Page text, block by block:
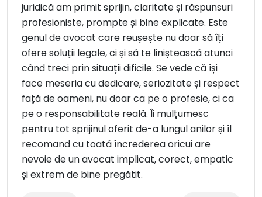
juridică am primit sprijin, claritate și răspunsuri
profesioniste, prompte și bine explicate. Este
genul de avocat care reușește nu doar să îți
ofere soluții legale, ci și să te liniștească atunci
când treci prin situații dificile. Se vede că își
face meseria cu dedicare, seriozitate și respect
față de oameni, nu doar ca pe o profesie, ci ca
pe o responsabilitate reală. Îi mulțumesc
pentru tot sprijinul oferit de-a lungul anilor și îl
recomand cu toată încrederea oricui are
nevoie de un avocat implicat, corect, empatic
și extrem de bine pregătit.